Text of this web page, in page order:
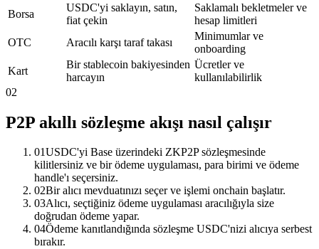
Borsa
USDC'yi saklayın, satın,
fiat çekin
Saklamalı bekletmeler ve
hesap limitleri
OTC
Aracılı karşı taraf takası
Minimumlar ve
onboarding
Kart
Bir stablecoin bakiyesinden
harcayın
Ücretler ve
kullanılabilirlik
02
P2P akıllı sözleşme akışı nasıl çalışır
01USDC'yi Base üzerindeki ZKP2P sözleşmesinde
kilitlersiniz ve bir ödeme uygulaması, para birimi ve ödeme
handle'ı seçersiniz.
02Bir alıcı mevduatınızı seçer ve işlemi onchain başlatır.
03Alıcı, seçtiğiniz ödeme uygulaması aracılığıyla size
doğrudan ödeme yapar.
04Ödeme kanıtlandığında sözleşme USDC'nizi alıcıya serbest
bırakır.